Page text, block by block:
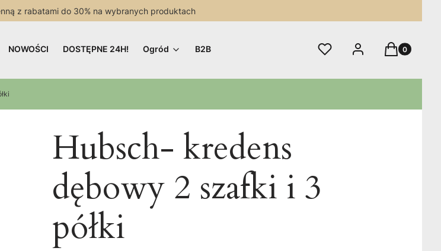
z rabatami do 30% na wybranych produktach
NOWOŚCI DOSTĘPNE 24H! Ogród B2B Ulubione Zaloguj sięProdukty w
Koszyk
Hubsch- kredens
dębowy 2 szafki i 3
półki